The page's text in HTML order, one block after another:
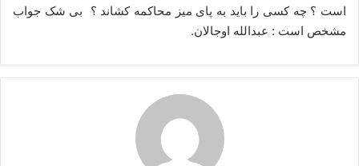
است ؟ چه کسی را باید به پای میز محاکمه کشاند ؟ بی شک جواب
مشخص است : عبدالله اوجالان.